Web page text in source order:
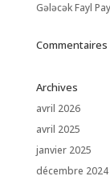
Gələcək Fayl
Archives
avril 2026
avril 2025
janvier 2025
décembre 2024